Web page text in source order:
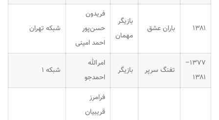
۱۳۸۱ باران عشق
بازیگر
مهمان
فریدون
حسن‌پور
احمد امینی
شبکه تهران
۱۳۷۷–
۱۳۸۱
تفنگ سرپر بازیگر
امرالله
احمدجو
شبکه ۱
فرامرز
قریبیان